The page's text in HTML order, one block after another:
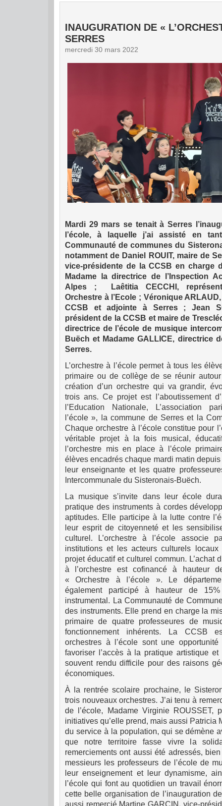
INAUGURATION DE «
SERRES
mercredi 30 mars 2022
Mardi 29 mars se tenait à Serres
l’école, à laquelle j’ai assisté en
Communauté de communes du
notamment de Daniel ROUIT, maire de
vice-présidente de la CCSB en charge
Madame la directrice de l’Inspection
Alpes ; Laêtitia CECCHI,
Orchestre à l’Ecole ; Véronique
CCSB et adjointe à Serres ; Jean
président de la CCSB et maire de
directrice de l’école de musique
Buëch et Madame GALLICE, directrice
Serres.
L’orchestre à l’école permet à tous les
primaire ou de collège de se réunir
création d’un orchestre qui va grandir,
trois ans. Ce projet est l’aboutissement
l’Education Nationale, L’association
l’école », la commune de Serres et la
Chaque orchestre à l’école constitue pour
véritable projet à la fois musical,
l’orchestre mis en place à l’école
élèves encadrés chaque mardi matin
leur enseignante et les quatre
Intercommunale du Sisteronais-Buëch.
La musique s’invite dans leur école
pratique des instruments à cordes
aptitudes. Elle participe à la lutte contre
leur esprit de citoyenneté et les
culturel. L’orchestre à l’école associe
institutions et les acteurs culturels locaux
projet éducatif et culturel commun. L’achat
à l’orchestre est cofinancé à hauteur
« Orchestre à l’école ». Le
également participé à hauteur de
instrumental. La Communauté de
des instruments. Elle prend en charge la
primaire de quatre professeures de
fonctionnement inhérents. La CCSB
orchestres à l’école sont une
favoriser l’accès à la pratique artistique
souvent rendu difficile pour des raisons
économiques.
À la rentrée scolaire prochaine, le
trois nouveaux orchestres. J’ai tenu à
de l’école, Madame Virginie ROUSSET,
initiatives qu’elle prend, mais aussi Patricia
du service à la population, qui se démène
que notre territoire fasse vivre la
remerciements ont aussi été adressés,
messieurs les professeurs de l’école de
leur enseignement et leur dynamisme,
l’école qui font au quotidien un travail
cette belle organisation de l’inauguration
aussi remercié Martine GARCIN, vice-